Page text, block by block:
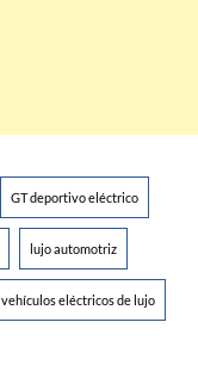
GT deportivo eléctrico
lujo automotriz
vehículos eléctricos de lujo